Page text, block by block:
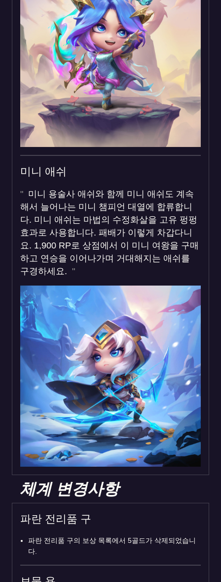
미니 애쉬
미니 용술사 애쉬와 함께 미니 애쉬도 계속
해서 늘어나는 미니 챔피언 대열에 합류합니
다. 미니 애쉬는 마법의 수정화살을 고유 펑펑
효과로 사용합니다. 패배가 이렇게 차갑다니
요. 1,900 RP로 상점에서 이 미니 여왕을 구매
하고 연승을 이어나가며 거대해지는 애쉬를
구경하세요.
체계 변경사항
파란 전리품 구
파란 전리품 구의 보상 목록에서 5골드가 삭제되었습니
다.